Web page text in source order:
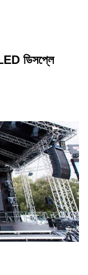
ডিসপ্লে